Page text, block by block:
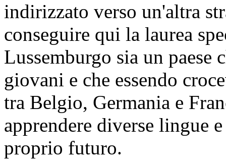
indirizzato verso un'altra
conseguire qui la laurea
Lussemburgo sia un paese
giovani e che essendo
tra Belgio, Germania e
apprendere diverse lingue
proprio futuro.